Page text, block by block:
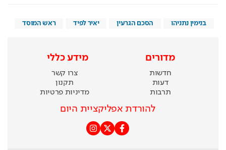
בנימין נתניהו הסכם הגרעין יאיר לפיד ראש המוסד
מדורים
חדשות
דעות
תרבות
מידע כללי
צרו קשר
תקנון
מדיניות פרטיות
להורדת אפליקציית היום